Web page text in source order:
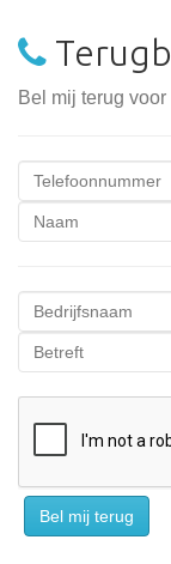
Bel mij terug
Bel mij terug